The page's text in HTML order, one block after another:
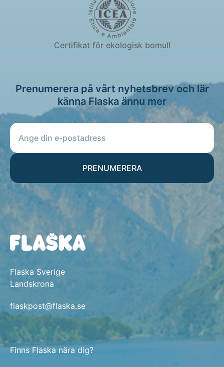
Certifikat för ekologisk bomull
Prenumerera på vårt nyhetsbrev och lär
känna Flaska ännu mer
PRENUMERERA
Flaska Sverige
Landskrona
flaskpost@flaska.se
Finns Flaska nära dig?